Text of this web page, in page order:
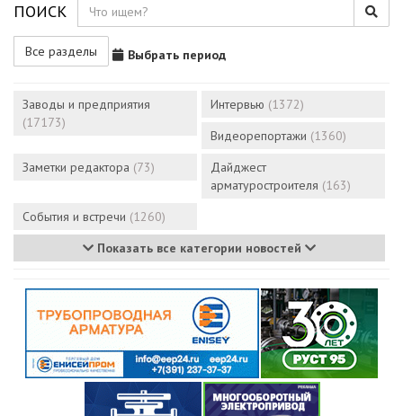
ПОИСК
Все разделы Выбрать период
Заводы и предприятия
(17173)
Интервью (1372)
Видеорепортажи (1360)
Заметки редактора (73)
Дайджест
арматуростроителя (163)
События и встречи (1260)
Показать все категории новостей